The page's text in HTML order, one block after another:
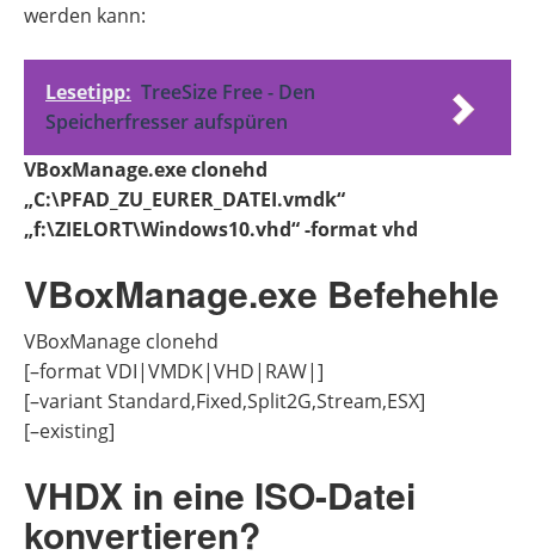
werden kann:
Lesetipp: TreeSize Free - Den
Speicherfresser aufspüren
VBoxManage.exe clonehd
„C:\PFAD_ZU_EURER_DATEI.vmdk“
„f:\ZIELORT\Windows10.vhd“ -format vhd
VBoxManage.exe Befehehle
VBoxManage clonehd
[–format VDI|VMDK|VHD|RAW|]
[–variant Standard,Fixed,Split2G,Stream,ESX]
[–existing]
VHDX in eine ISO-Datei
konvertieren?